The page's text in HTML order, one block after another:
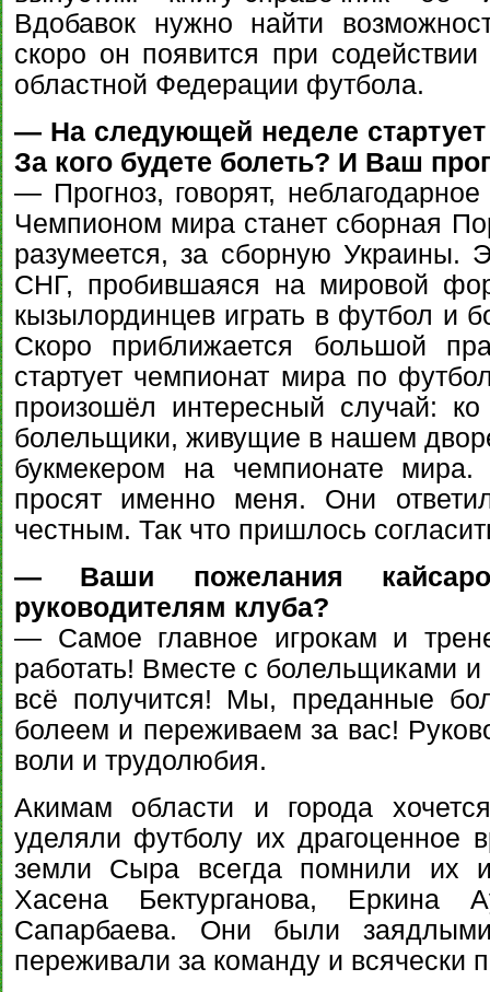
Вдобавок нужно найти
скоро он появится при
областной Федерации футбола.
— На следующей неделе
За кого будете болеть? И Ваш
— Прогноз, говорят,
Чемпионом мира станет сборная
разумеется, за сборную Украины.
СНГ, пробившаяся на мировой
кызылординцев играть в футбол и
Скоро приближается большой
стартует чемпионат мира по
произошёл интересный случай:
болельщики, живущие в нашем
букмекером на чемпионате
просят именно меня. Они
честным. Так что пришлось
— Ваши пожелания
руководителям клуба?
— Самое главное игрокам и
работать! Вместе с болельщиками и
всё получится! Мы, преданные
болеем и переживаем за вас!
воли и трудолюбия.
Акимам области и города
уделяли футболу их драгоценное
земли Сыра всегда помнили их
Хасена Бектурганова, Еркина
Сапарбаева. Они были
переживали за команду и всячески